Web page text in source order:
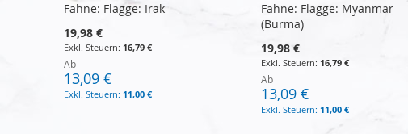
Fahne: Flagge: Irak
19,98 €
16,79 €
Ab
13,09 €
11,00 €
Fahne: Flagge: Myanmar
(Burma)
19,98 €
16,79 €
Ab
13,09 €
11,00 €